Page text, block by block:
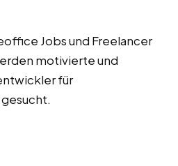
Jobs und Freelancer
motivierte und
für